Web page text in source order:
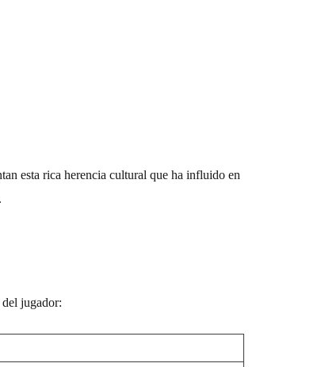
esta rica herencia cultural que ha influido en
jugador: